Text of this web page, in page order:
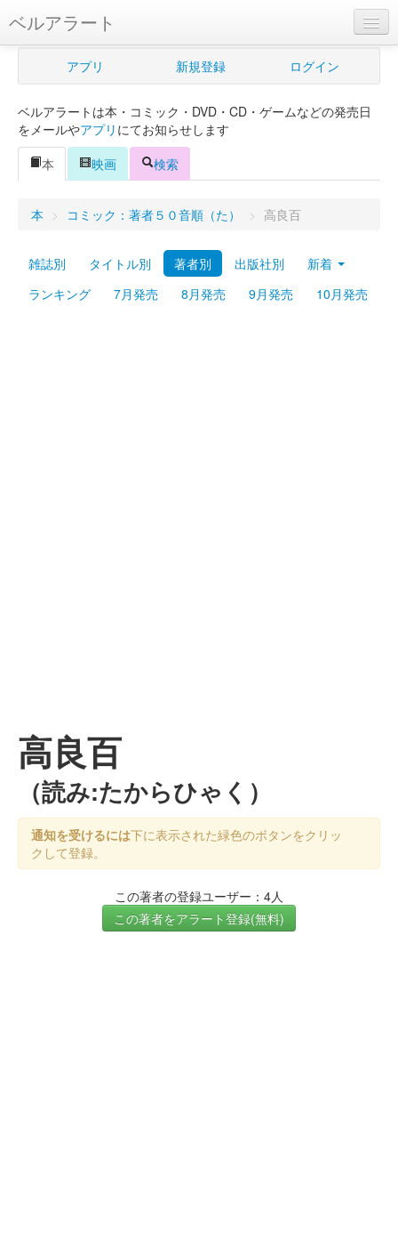
ベルアラート
ベルアラートとは
新規登録
ログイン
Myシェルフ
プレミアム
アプリ 新規登録 ログイン
ベルアラートは本・コミック・DVD・CD・ゲームなどの発売日
をメールやアプリ にてお知らせします
本
映画 検索
本 > コミック：著者５０音順（た） > 高良百
雑誌別 タイトル別 著者別 出版社別
新着
ランキング
7月発売 8月発売 9月発売 10月発売
高良百
（読み:たからひゃく）
通知を受けるには下に表示された緑色のボタンをクリッ
クして登録。
この著者の登録ユーザー：4人
この著者をアラート登録(無料)